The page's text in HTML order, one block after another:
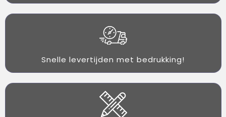
Snelle levertijden met bedrukking!